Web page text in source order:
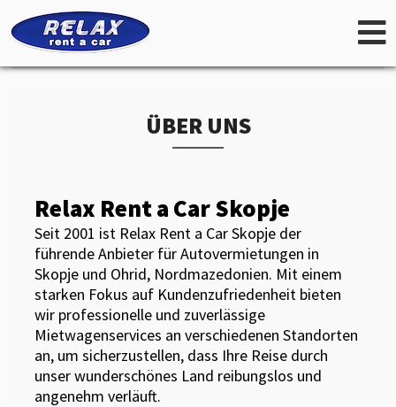
ÜBER UNS
Relax Rent a Car Skopje
Seit 2001 ist Relax Rent a Car Skopje der
führende Anbieter für Autovermietungen in
Skopje und Ohrid, Nordmazedonien. Mit einem
starken Fokus auf Kundenzufriedenheit bieten
wir professionelle und zuverlässige
Mietwagenservices an verschiedenen Standorten
an, um sicherzustellen, dass Ihre Reise durch
unser wunderschönes Land reibungslos und
angenehm verläuft.